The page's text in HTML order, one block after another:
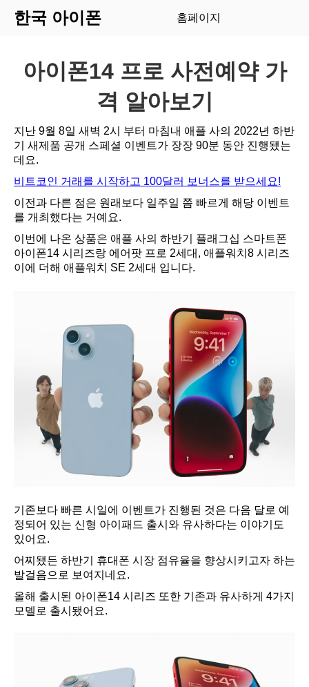
한국 아이폰 홈페이지
아이폰14 프로 사전예약 가
격 알아보기
지난 9월 8일 새벽 2시 부터 마침내 애플 사의 2022년 하반
기 새제품 공개 스페셜 이벤트가 장장 90분 동안 진행됐는
데요.
비트코인 거래를 시작하고 100달러 보너스를 받으세요!
이전과 다른 점은 원래보다 일주일 쯤 빠르게 해당 이벤트
를 개최했다는 거예요.
이번에 나온 상품은 애플 사의 하반기 플래그십 스마트폰
아이폰14 시리즈랑 에어팟 프로 2세대, 애플워치8 시리즈
이에 더해 애플워치 SE 2세대 입니다.
기존보다 빠른 시일에 이벤트가 진행된 것은 다음 달로 예
정되어 있는 신형 아이패드 출시와 유사하다는 이야기도
있어요.
어찌됐든 하반기 휴대폰 시장 점유율을 향상시키고자 하는
발걸음으로 보여지네요.
올해 출시된 아이폰14 시리즈 또한 기존과 유사하게 4가지
모델로 출시됐어요.